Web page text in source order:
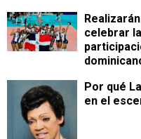
celebrar
Por qué
en el